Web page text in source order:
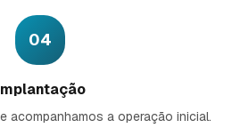
04
acompanhamos a operação inicial.